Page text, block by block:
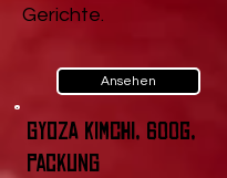
Gerichte.
Ansehen
Gyoza Kimchi, 600g,
Packung